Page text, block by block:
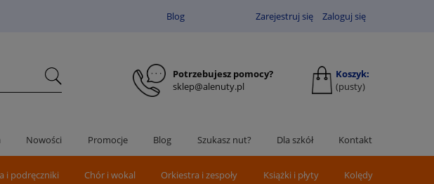
Blog Zarejestruj się Zaloguj się
Potrzebujesz pomocy?
sklep@alenuty.pl
Koszyk:
(pusty)
Nowości Promocje Blog Szukasz nut? Dla szkół Kontakt
i podręczniki Chór i wokal Orkiestra i zespoły Książki i płyty Kolędy